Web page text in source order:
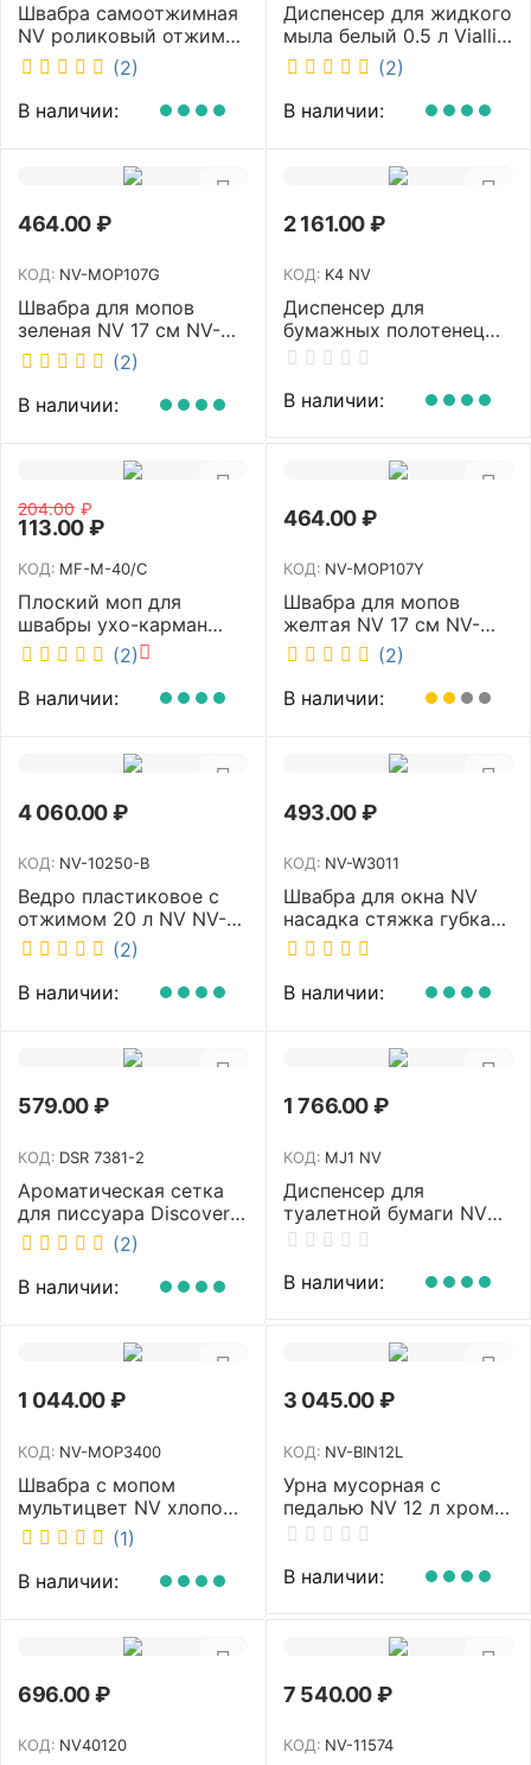
Швабра самоотжимная
NV роликовый отжим
насадка PVA 27 см
телескопическая
рукоятка 70-125 см NV-
SM2712
(2)
В наличии:
Диспенсер для жидкого
мыла белый 0.5 л Vialli
S2
(2)
В наличии:
464.00₽
КОД: NV-MOP107G
Швабра для мопов
зеленая NV 17 см NV-
MOP107G (2)
В наличии:
2 161.00₽
КОД: K4 NV
Диспенсер для
бумажных полотенец
NV белый K4 NV
В наличии:
204.00 ₽
113.00₽
КОД: MF-M-40/C
Плоский моп для
швабры ухо-карман
белый 40 см NV MF-M-
40/C
(2)
В наличии:
464.00₽
КОД: NV-MOP107Y
Швабра для мопов
желтая NV 17 см NV-
MOP107Y (2)
В наличии:
4 060.00₽
КОД: NV-10250-B
Ведро пластиковое с
отжимом 20 л NV NV-
10250-B
(2)
В наличии:
493.00₽
КОД: NV-W3011
Швабра для окна NV
насадка стяжка губка
30 см телескопическая
рукоятка 70-110 см NV-
W3011
В наличии:
579.00₽
КОД: DSR 7381-2
Ароматическая сетка
для писсуара Discover
аромат Queen DSR
7381-2
(2)
В наличии:
1 766.00₽
КОД: MJ1 NV
Диспенсер для
туалетной бумаги NV
белый MJ1 NV
В наличии:
1 044.00₽
КОД: NV-MOP3400
Швабра с мопом
мультицвет NV хлопок
40 см NV-MOP3400
(1)
В наличии:
3 045.00₽
КОД: NV-BIN12L
Урна мусорная с
педалью NV 12 л хром
NV-BIN12L
В наличии:
696.00₽
КОД: NV40120
7 540.00₽
КОД: NV-11574